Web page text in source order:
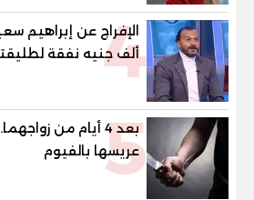
4
ألف جنيه نفقة
5بعد 4 أيام من
عريسها بالفيوم